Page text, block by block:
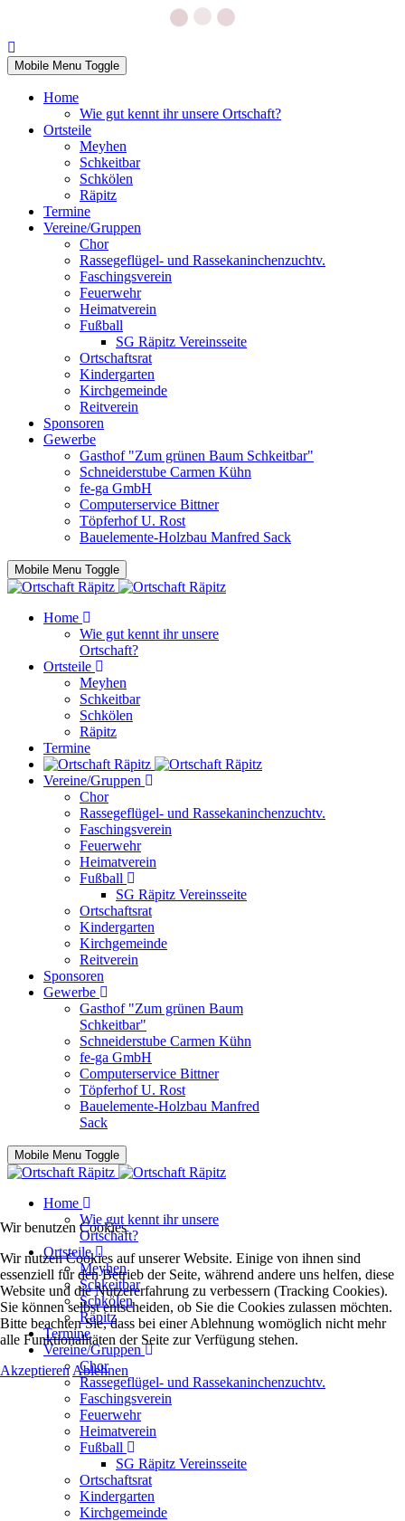
Mobile Menu Toggle
Home
Wie gut kennt ihr unsere Ortschaft?
Ortsteile
Meyhen
Schkeitbar
Schkölen
Räpitz
Termine
Vereine/Gruppen
Chor
Rassegeflügel- und Rassekaninchenzuchtv.
Faschingsverein
Feuerwehr
Heimatverein
Fußball
SG Räpitz Vereinsseite
Ortschaftsrat
Kindergarten
Kirchgemeinde
Reitverein
Sponsoren
Gewerbe
Gasthof "Zum grünen Baum Schkeitbar"
Schneiderstube Carmen Kühn
fe-ga GmbH
Computerservice Bittner
Töpferhof U. Rost
Bauelemente-Holzbau Manfred Sack
Mobile Menu Toggle
Home
Wie gut kennt ihr unsere
Ortschaft?
Ortsteile
Meyhen
Schkeitbar
Schkölen
Räpitz
Termine
Vereine/Gruppen
Chor
Rassegeflügel- und Rassekaninchenzuchtv.
Faschingsverein
Feuerwehr
Heimatverein
Fußball
SG Räpitz Vereinsseite
Ortschaftsrat
Kindergarten
Kirchgemeinde
Reitverein
Sponsoren
Gewerbe
Gasthof "Zum grünen Baum
Schkeitbar"
Schneiderstube Carmen Kühn
fe-ga GmbH
Computerservice Bittner
Töpferhof U. Rost
Bauelemente-Holzbau Manfred
Sack
Mobile Menu Toggle
Home
Wie gut kennt ihr unsere
Ortschaft?
Ortsteile
Meyhen
Schkeitbar
Schkölen
Räpitz
Termine
Vereine/Gruppen
Chor
Rassegeflügel- und Rassekaninchenzuchtv.
Faschingsverein
Feuerwehr
Heimatverein
Fußball
SG Räpitz Vereinsseite
Ortschaftsrat
Kindergarten
Kirchgemeinde
Wir benutzen Cookies
Wir nutzen Cookies auf unserer Website. Einige von ihnen sind
essenziell für den Betrieb der Seite, während andere uns helfen, diese
Website und die Nutzererfahrung zu verbessern (Tracking Cookies).
Sie können selbst entscheiden, ob Sie die Cookies zulassen möchten.
Bitte beachten Sie, dass bei einer Ablehnung womöglich nicht mehr
alle Funktionalitäten der Seite zur Verfügung stehen.
Akzeptieren Ablehnen